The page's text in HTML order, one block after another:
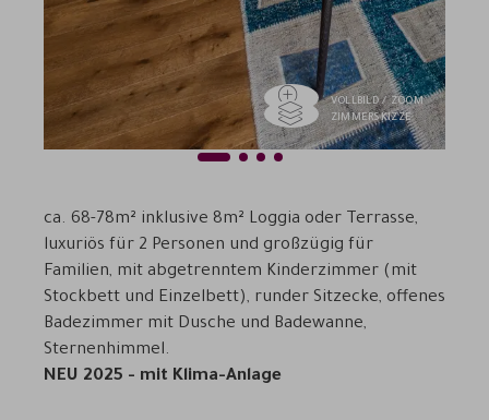
VOLLBILD / ZOOM
ZIMMERSKIZZE
ca. 68-78m² inklusive 8m² Loggia oder Terrasse,
luxuriös für 2 Personen und großzügig für
Familien, mit abgetrenntem Kinderzimmer (mit
Stockbett und Einzelbett), runder Sitzecke, offenes
Badezimmer mit Dusche und Badewanne,
Sternenhimmel.
NEU 2025 - mit Klima-Anlage